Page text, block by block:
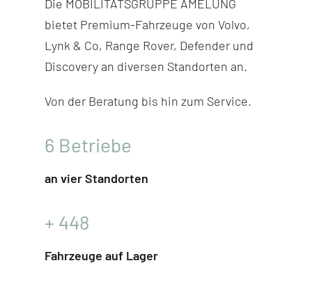
Die MOBILITÄTSGRUPPE AMELUNG
bietet Premium-Fahr­zeuge von Volvo,
Lynk & Co, Range Rover, Defender und
Discovery an diversen Stand­orten an.
Von der Beratung bis hin zum Service.
6 Betriebe
an vier Standorten
+ 448
Fahrzeuge auf Lager